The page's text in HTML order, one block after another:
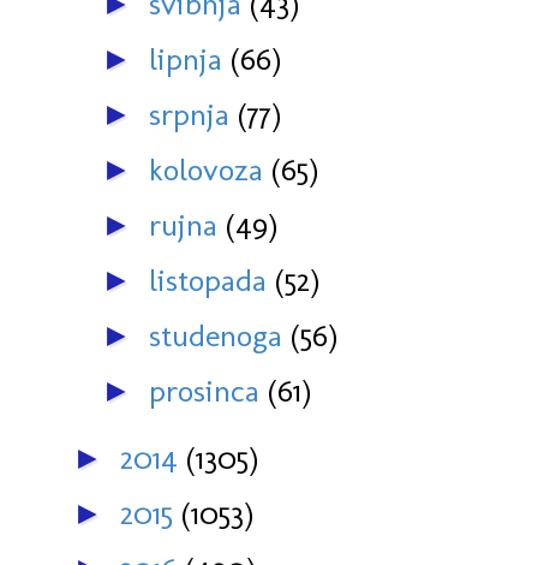
► lipnja (66)
► srpnja (77)
► kolovoza (65)
► rujna (49)
► listopada (52)
► studenoga (56)
► prosinca (61)
► 2014 (1305)
► 2015 (1053)